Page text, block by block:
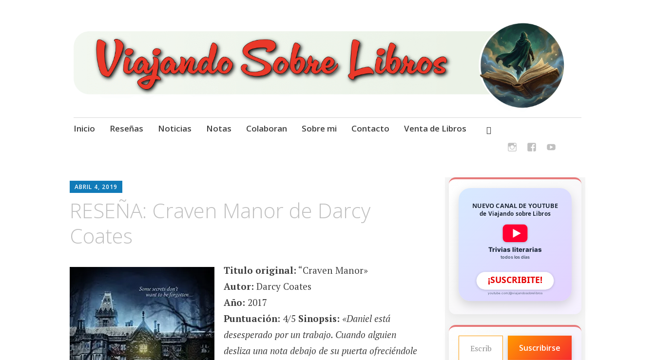
Viajando Sobre Libros
Ir
Inicio Reseñas Noticias Notas Colaboran Sobre mi Contacto Venta de Libros
ABRIL 4, 2019
RESEÑA: Craven Manor de Darcy
Coates
Titulo original: “Craven Manor»
Autor: Darcy Coates
Año: 2017
Puntuación: 4/5 Sinopsis: «Daniel está
desesperado por un trabajo. Cuando alguien
desliza una nota debajo de su puerta ofreciéndole
NUEVO CANAL DE YOUTUBE
de Viajando sobre Libros
Trivias literarias
todos los días
¡SUSCRIBITE!
youtube.com/@viajandosobrelibros
ESCRIBE TU CORREO ELECTRÓNICO…
Suscribirse